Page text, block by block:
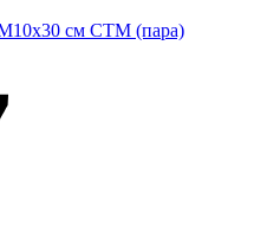
см CTM (пара)